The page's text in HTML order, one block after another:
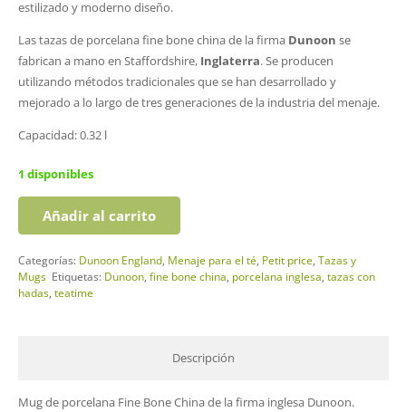
estilizado y moderno diseño.
Las tazas de porcelana fine bone china de la firma Dunoon se
fabrican a mano en Staffordshire, Inglaterra. Se producen
utilizando métodos tradicionales que se han desarrollado y
mejorado a lo largo de tres generaciones de la industria del menaje.
Capacidad: 0.32 l
1 disponibles
Rosa
cantidad
Añadir al carrito
Categorías: Dunoon England, Menaje para el té, Petit price, Tazas y
Mugs Etiquetas: Dunoon ,fine bone china porcelana inglesa ,tazas con
hadas, teatime
Descripción
Mug de porcelana Fine Bone China de la firma inglesa Dunoon.